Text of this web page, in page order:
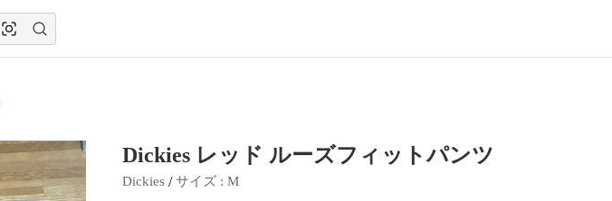
Dickies レッド ルーズフィットパンツ
Dickies / サイズ : M